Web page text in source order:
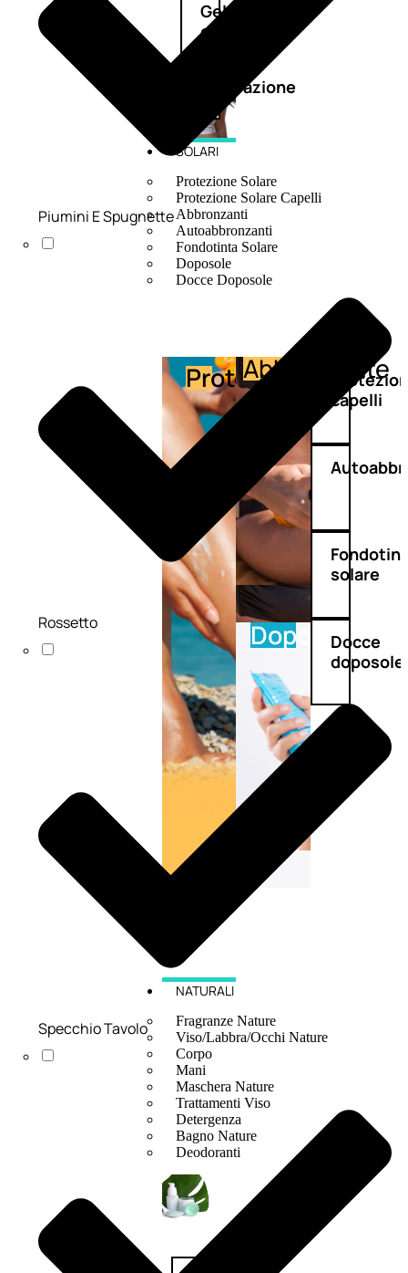
Gel
capelli
Colorazione
SOLARI
Protezione Solare
Protezione Solare Capelli
Abbronzanti
Autoabbronzanti
Fondotinta Solare
Doposole
Docce Doposole
ProtezioneAbbronzante
Doposole
capelli
solare
Docce
doposole
NATURALI
Fragranze Nature
Viso/Labbra/Occhi Nature
Corpo
Mani
Maschera Nature
Trattamenti Viso
Detergenza
Bagno Nature
Deodoranti
Piumini E Spugnette
Rossetto
Specchio Tavolo